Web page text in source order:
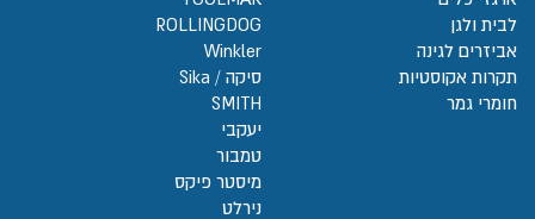
לבית ולגן
אביזרים לגינה
תקרות אקוסטיות
חומרי גמר
ROLLINGDOG
Winkler
סיקה / Sika
SMITH
יעקבי
טמבור
מיסטר פיקס
נירלט